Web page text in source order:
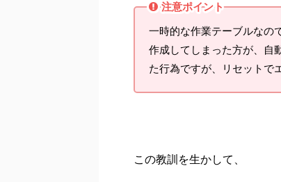
注意ポイント
一時的な作業テーブルなの
作成してしまった方が、自
た行為ですが、リセットで
この教訓を生かして、